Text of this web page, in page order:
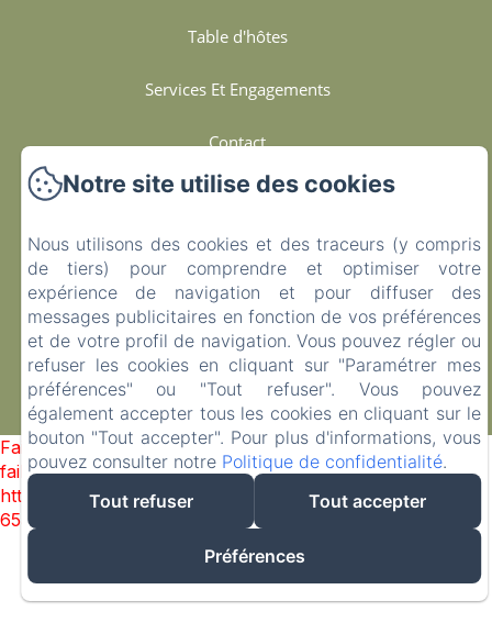
Table d'hôtes
Services Et Engagements
Contact
Politique de confidentialité
Informations légales
Informations sur les cookies
EN FR ES
Créé par Amenitiz
Failed to load BookingEngine/index: Loading chunk 93
failed. (missing:
https://d1cmur5l0xva3h.cloudfront.net/packs/93-
65acea04403f90f9-51549dd374e3067c.js)
Notre site utilise des cookies
Nous utilisons des cookies et des traceurs (y compris
de tiers) pour comprendre et optimiser votre
expérience de navigation et pour diffuser des
messages publicitaires en fonction de vos préférences
et de votre profil de navigation. Vous pouvez régler ou
refuser les cookies en cliquant sur "Paramétrer mes
préférences" ou "Tout refuser". Vous pouvez
également accepter tous les cookies en cliquant sur le
bouton "Tout accepter". Pour plus d'informations, vous
pouvez consulter notre Politique de confidentialité.
Tout refuser
Tout accepter
Préférences